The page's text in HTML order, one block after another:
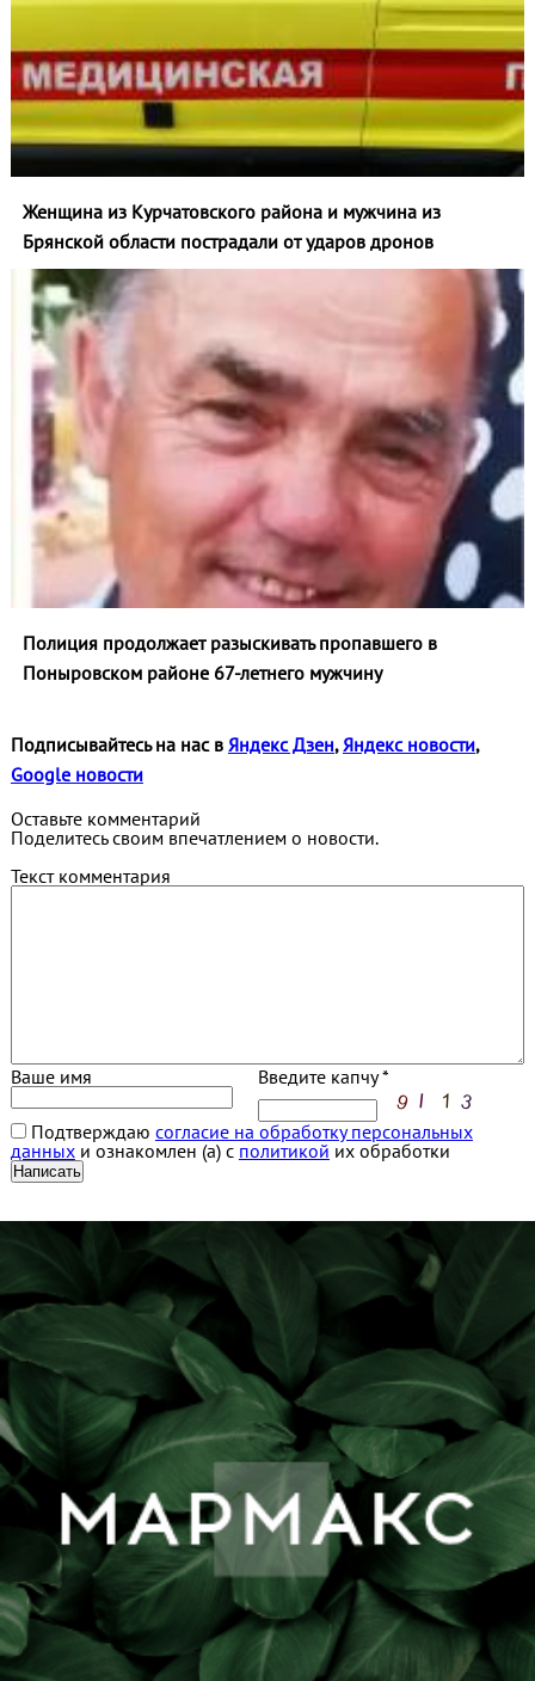
Женщина из Курчатовского района и мужчина из
Брянской области пострадали от ударов дронов
Полиция продолжает разыскивать пропавшего в
Поныровском районе 67-летнего мужчину
Подписывайтесь на нас в Яндекс Дзен,Яндекс новости,
Google новости
Оставьте комментарий
Поделитесь своим впечатлением о новости.
Текст комментария
Ваше имя Введите капчу *
Подтверждаю согласие на обработку персональных
данныхи ознакомлен (а) с политикой их обработки